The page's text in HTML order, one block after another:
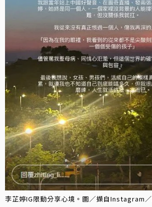
李芷婷IG限動分享心境。圖／擷自Instagram／